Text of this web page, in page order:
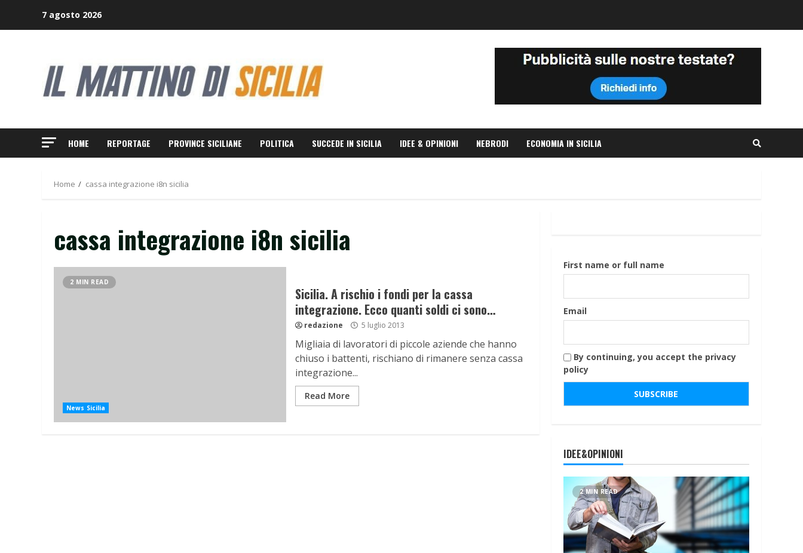
7 agosto 2026
HOME REPORTAGE PROVINCE SICILIANE POLITICA SUCCEDE IN SICILIA IDEE & OPINIONI NEBRODI ECONOMIA IN SICILIA
Home cassa integrazione i8n sicilia
cassa integrazione i8n sicilia
2 MIN READ
News Sicilia
Sicilia. A rischio i fondi per la cassa
integrazione. Ecco quanti soldi ci sono…
redazione 5 luglio 2013
Migliaia di lavoratori di piccole aziende che hanno
chiuso i battenti, rischiano di rimanere senza cassa
integrazione...
Read More
First name or full name
Email
By continuing, you accept the privacy
policy
IDEE&OPINIONI
2 MIN READ